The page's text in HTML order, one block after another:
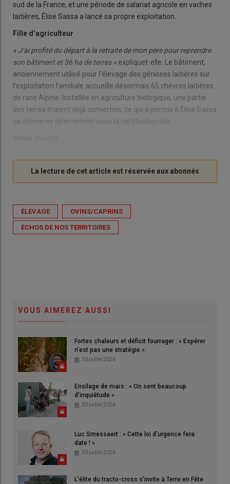
sud de la France, et une période de salariat agricole en vaches
laitières, Élise Sassa a lancé sa propre exploitation.
Fille d’agriculteur
« J’ai profité du départ à la retraite de mon père pour reprendre
son bâtiment et 36 ha de terres » expliquet-elle. Le bâtiment,
anciennement utilisé pour l’élevage des génisses laitières sur
l’exploitation familiale accueille désormais 65 chèvres laitières
de race Alpine. Installée en agriculture biologique, une partie
des terres étaient déjà converties, ce qui a permis à Élise Sassa
de démarrer directement sous la certification bio.
ÉLEVAGE OVINS/CAPRINS
ÉCHOS DE NOS TERRITOIRES
VOUS AIMEREZ AUSSI
Fortes chaleurs et déficit fourrager : « Espérer
n’est pas une stratégie »
30 juillet 2026
Ensilage de maïs : « On sent beaucoup
d'inquiétude »
30 juillet 2026
Luc Smessaert : « Cette loi d'urgence fera
date ! »
30 juillet 2026
L'élite du tracto-cross s'invite à Terre en Fête